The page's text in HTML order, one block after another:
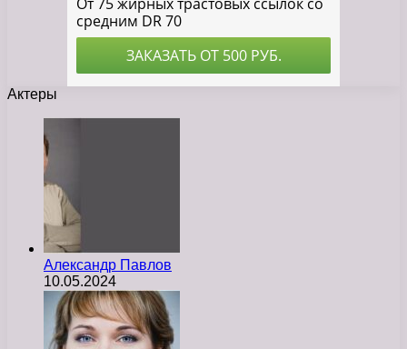
Актеры
Александр Павлов
10.05.2024